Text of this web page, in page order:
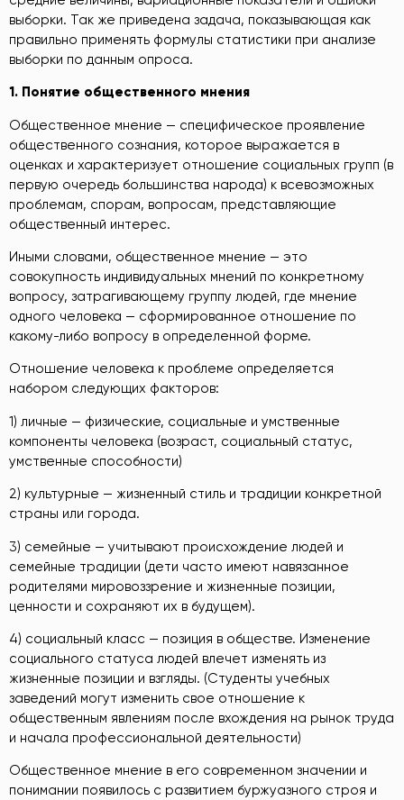
выборки. Так же приведена задача, показывающая как
правильно применять формулы статистики при анализе
выборки по данным опроса.
1. Понятие общественного мнения
Общественное мнение — специфическое проявление
общественного сознания, которое выражается в
оценках и характеризует отношение социальных групп (в
первую очередь большинства народа) к всевозможных
проблемам, спорам, вопросам, представляющие
общественный интерес.
Иными словами, общественное мнение — это
совокупность индивидуальных мнений по конкретному
вопросу, затрагивающему группу людей, где мнение
одного человека — сформированное отношение по
какому-либо вопросу в определенной форме.
Отношение человека к проблеме определяется
набором следующих факторов:
1) личные — физические, социальные и умственные
компоненты человека (возраст, социальный статус,
умственные способности)
2) культурные — жизненный стиль и традиции конкретной
страны или города.
3) семейные — учитывают происхождение людей и
семейные традиции (дети часто имеют навязанное
родителями мировоззрение и жизненные позиции,
ценности и сохраняют их в будущем).
4) социальный класс — позиция в обществе. Изменение
социального статуса людей влечет изменять из
жизненные позиции и взгляды. (Студенты учебных
заведений могут изменить свое отношение к
общественным явлениям после вхождения на рынок труда
и начала профессиональной деятельности)
Общественное мнение в его современном значении и
понимании появилось с развитием буржуазного строя и